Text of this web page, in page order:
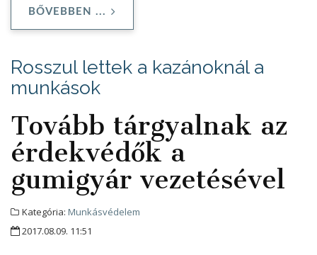
BŐVEBBEN ...
Rosszul lettek a kazánoknál a
munkások
Tovább tárgyalnak az
érdekvédők a
gumigyár vezetésével
Kategória: Munkásvédelem
2017.08.09. 11:51